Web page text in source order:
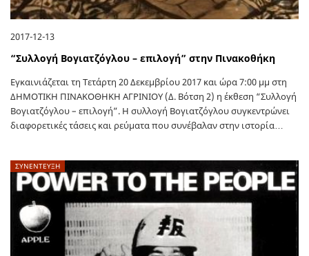
2017-12-13
“Συλλογή Βογιατζόγλου – επιλογή” στην Πινακοθήκη
Εγκαινιάζεται τη Τετάρτη 20 Δεκεμβρίου 2017 και ώρα 7:00 μμ στη
ΔΗΜΟΤΙΚΗ ΠΙΝΑΚΟΘΗΚΗ ΑΓΡΙΝΙΟΥ (Δ. Βότση 2) η έκθεση “Συλλογή
Βογιατζόγλου – επιλογή”. Η συλλογή Βογιατζόγλου συγκεντρώνει
διαφορετικές τάσεις και ρεύματα που συνέβαλαν στην ιστορία…
ΣΥΝΕΝΤΕΥΞΗ